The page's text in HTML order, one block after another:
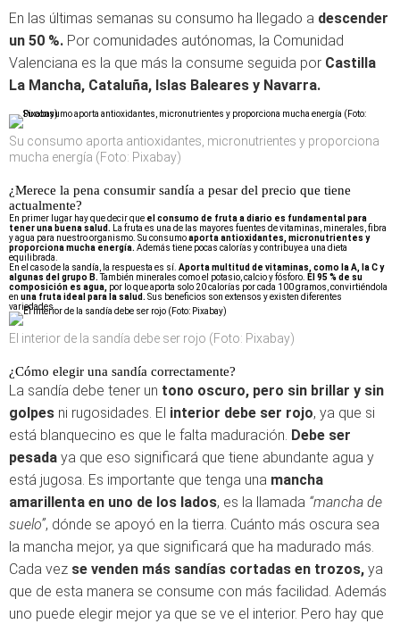
En las últimas semanas su consumo ha llegado a descender
un 50 %. Por comunidades autónomas, la Comunidad
Valenciana es la que más la consume seguida por Castilla
La Mancha, Cataluña, Islas Baleares y Navarra.
Su consumo aporta antioxidantes, micronutrientes y proporciona
mucha energía (Foto: Pixabay)
¿Merece la pena consumir sandía a pesar del precio que tiene
actualmente?
En primer lugar hay que decir que el consumo de fruta a diario es fundamental para
tener una buena salud. La fruta es una de las mayores fuentes de vitaminas, minerales, fibra
y agua para nuestro organismo. Su consumoaporta antioxidantes, micronutrientes y
proporciona mucha energía. Además tiene pocas calorías y contribuye a una dieta
equilibrada.
En el caso de la sandía, la respuesta es sí. Aporta multitud de vitaminas, como la A, la C y
algunas del grupo B.También minerales como el potasio, calcio y fósforo.
El 95 % de su
composición es agua, por lo que aporta solo 20 calorías por cada 100 gramos, convirtiéndola
en una fruta ideal para la salud. Sus beneficios son extensos y existen diferentes
variedades.
El interior de la sandía debe ser rojo (Foto: Pixabay)
¿Cómo elegir una sandía correctamente?
La sandía debe tener un tono oscuro, pero sin brillar y sin
golpes ni rugosidades. El interior debe ser rojo, ya que si
está blanquecino es que le falta maduración. Debe ser
pesada ya que eso significará que tiene abundante agua y
está jugosa. Es importante que tenga una mancha
amarillenta en uno de los lados, es la llamada “mancha de
suelo”, dónde se apoyó en la tierra. Cuánto más oscura sea
la mancha mejor, ya que significará que ha madurado más.
Cada vez se venden más sandías cortadas en trozos, ya
que de esta manera se consume con más facilidad. Además
uno puede elegir mejor ya que se ve el interior. Pero hay que